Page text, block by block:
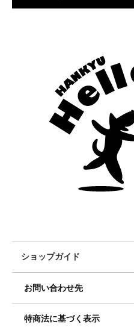
ショップガイド
お問い合わせ先
特商法に基づく表示